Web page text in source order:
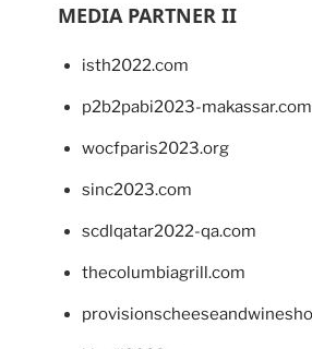
MEDIA PARTNER II
isth2022.com
p2b2pabi2023-makassar.com
wocfparis2023.org
sinc2023.com
scdlqatar2022-qa.com
thecolumbiagrill.com